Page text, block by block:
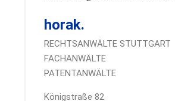
horak.
RECHTSANWÄLTE STUTTGART
FACHANWÄLTE
PATENTANWÄLTE
Königstraße 82